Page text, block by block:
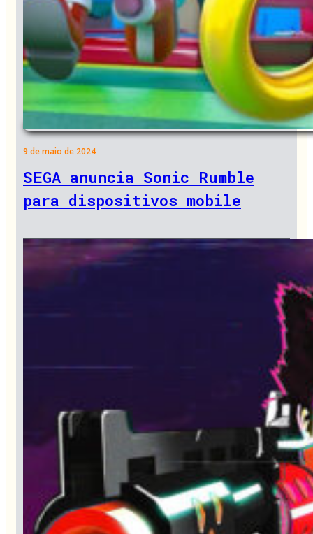
9 de maio de 2024
SEGA anuncia Sonic Rumble
para dispositivos mobile